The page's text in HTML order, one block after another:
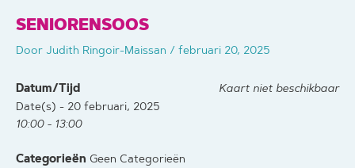
SENIORENSOOS
Door Judith Ringoir-Maissan / februari 20, 2025
Kaart niet beschikbaar
Datum/Tijd
Date(s) - 20 februari, 2025
10:00 - 13:00
Categorieën Geen Categorieën